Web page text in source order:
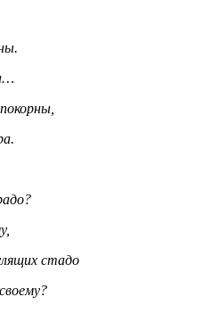
стадо